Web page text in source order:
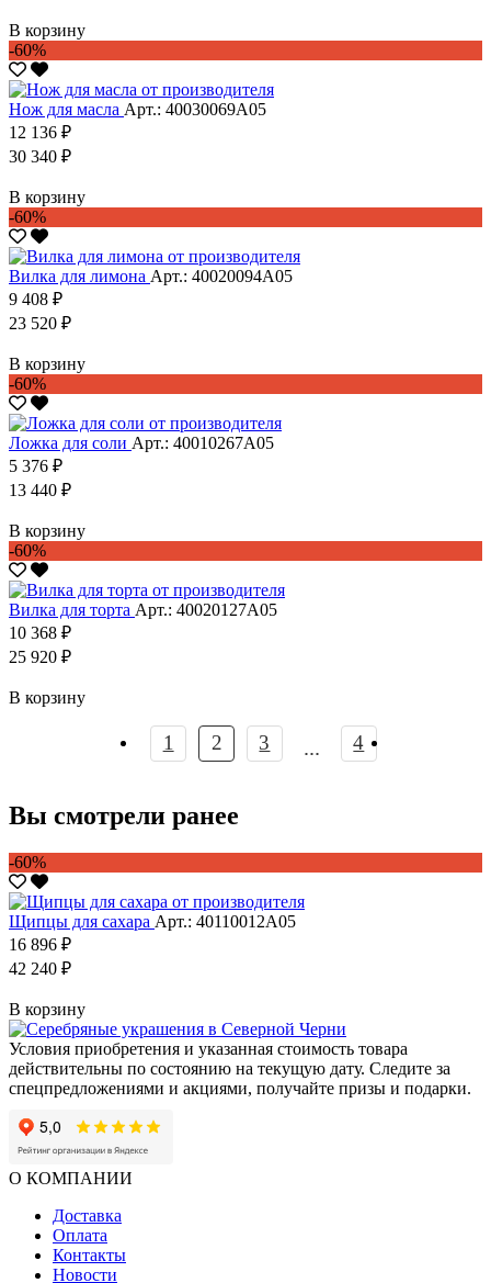
В корзину
-60%
Нож для масла Арт.: 40030069А05
12 136 ₽
30 340 ₽
В корзину
-60%
Вилка для лимона Арт.: 40020094А05
9 408 ₽
23 520 ₽
В корзину
-60%
Ложка для соли Арт.: 40010267А05
5 376 ₽
13 440 ₽
В корзину
-60%
Вилка для торта Арт.: 40020127А05
10 368 ₽
25 920 ₽
В корзину
1 2 3 ... 4
Вы смотрели ранее
-60%
Щипцы для сахара Арт.: 40110012А05
16 896 ₽
42 240 ₽
В корзину
Условия приобретения и указанная стоимость товара
действительны по состоянию на текущую дату. Следите за
спецпредложениями и акциями, получайте призы и подарки.
О КОМПАНИИ
Доставка
Оплата
Контакты
Новости